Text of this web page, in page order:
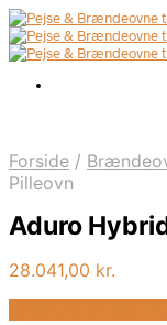
Forside /
Pilleovn
Aduro
28.041,00 kr.